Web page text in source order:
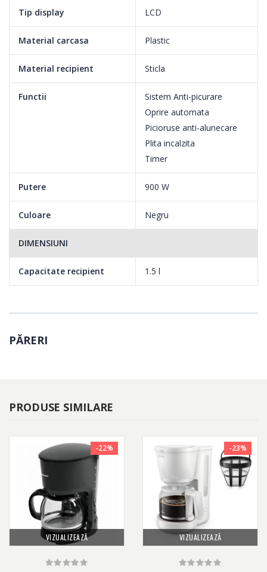
Tip display LCD
Material carcasa Plastic
Material recipient Sticla
Functii
Sistem Anti-picurare
Oprire automata
Picioruse anti-alunecare
Plita incalzita
Timer
Putere 900 W
Culoare Negru
DIMENSIUNI
Capacitate recipient 1.5 l
PĂRERI
PRODUSE SIMILARE
VIZUALIZEAZĂ
-22%
VIZUALIZEAZĂ
-23%